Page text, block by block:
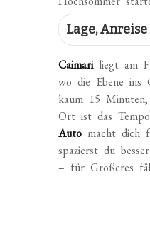
Lage,
Caimariliegt am
wo die Ebene ins
kaum 15
Ort ist das
Auto macht dich
spazierst du
– für Größeres